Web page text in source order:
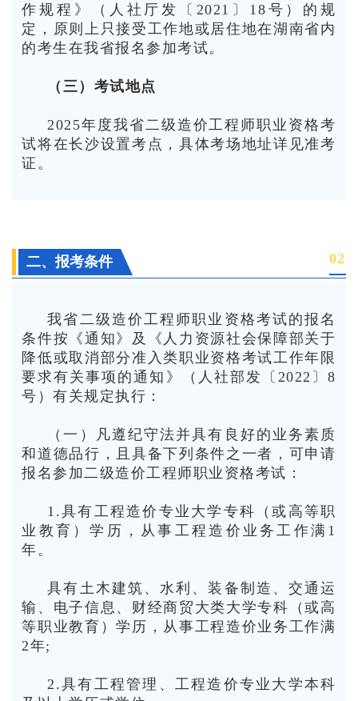
作规程》（人社厅发〔2021〕18号）的规
定，原则上只接受工作地或居住地在湖南省内
的考生在我省报名参加考试。
（三）考试地点
2025年度我省二级造价工程师职业资格考
试将在长沙设置考点，具体考场地址详见准考
证。
二、报考条件 02
我省二级造价工程师职业资格考试的报名
条件按《通知》及《人力资源社会保障部关于
降低或取消部分准入类职业资格考试工作年限
要求有关事项的通知》（人社部发〔2022〕8
号）有关规定执行：
（一）凡遵纪守法并具有良好的业务素质
和道德品行，且具备下列条件之一者，可申请
报名参加二级造价工程师职业资格考试：
1.具有工程造价专业大学专科（或高等职
业教育）学历，从事工程造价业务工作满1
年。
具有土木建筑、水利、装备制造、交通运
输、电子信息、财经商贸大类大学专科（或高
等职业教育）学历，从事工程造价业务工作满
2年;
2.具有工程管理、工程造价专业大学本科